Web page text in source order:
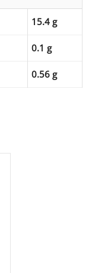
15.4 g
0.1 g
0.56 g